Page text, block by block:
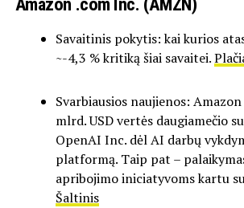
Savaitinis pokytis: kai kurios
~-4,3 % kritiką šiai savaitei.
Svarbiausios naujienos:
mlrd. USD vertės daugiamečio
OpenAI Inc. dėl AI darbų
platformą. Taip pat –
apribojimo iniciatyvoms kartu
Šaltinis